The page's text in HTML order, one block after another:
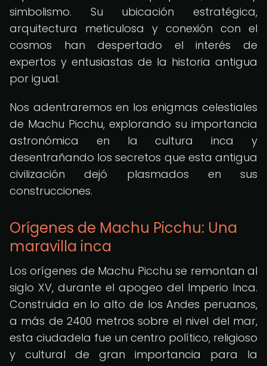
simbolismo. Su ubicación estratégica,
arquitectura meticulosa y conexión con el
cosmos han despertado el interés de
expertos y entusiastas de la historia antigua
por igual.
Nos adentraremos en los enigmas celestiales
de Machu Picchu, explorando su importancia
astronómica en la cultura inca y
desentrañando los secretos que esta antigua
civilización dejó plasmados en sus
construcciones.
Orígenes de Machu Picchu: Una
maravilla inca
Los orígenes de Machu Picchu se remontan al
siglo XV, durante el apogeo del Imperio Inca.
Construida en lo alto de los Andes peruanos,
a más de 2400 metros sobre el nivel del mar,
esta ciudadela fue un centro político, religioso
y cultural de gran importancia para la